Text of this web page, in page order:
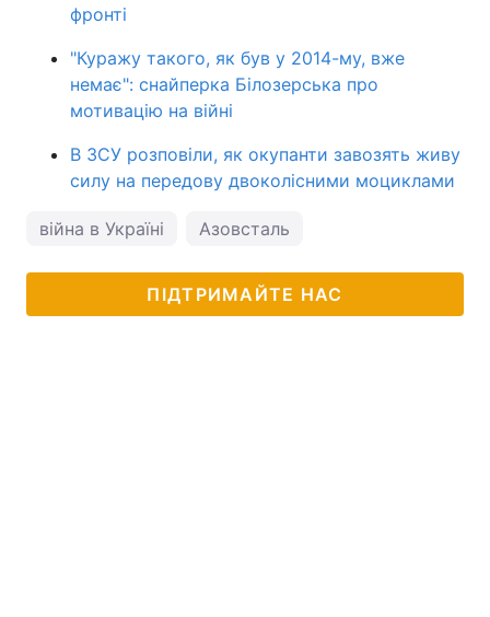
фронті
"Куражу такого, як був у 2014-му, вже
немає": снайперка Білозерська про
мотивацію на війні
В ЗСУ розповіли, як окупанти завозять живу
силу на передову двоколісними моциклами
війна в Україні Азовсталь
ПІДТРИМАЙТЕ НАС